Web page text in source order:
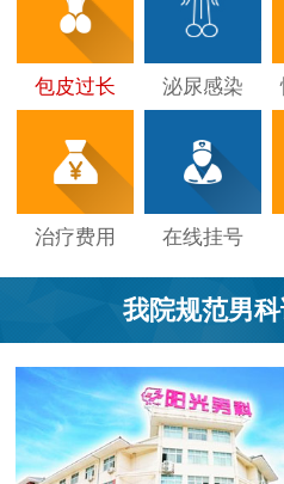
包皮过长 泌尿感染
治疗费用 在线挂号
我院规范男